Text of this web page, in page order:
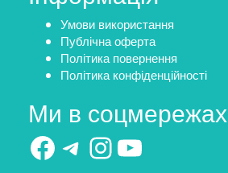
Умови використання
Публічна оферта
Політика повернення
Політика конфіденційності
Ми в соцмережах
Facebook
Telegram
Instagram
YouTube